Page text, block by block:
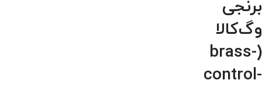
برنجی
وگ‌کالا
(brass-
control-